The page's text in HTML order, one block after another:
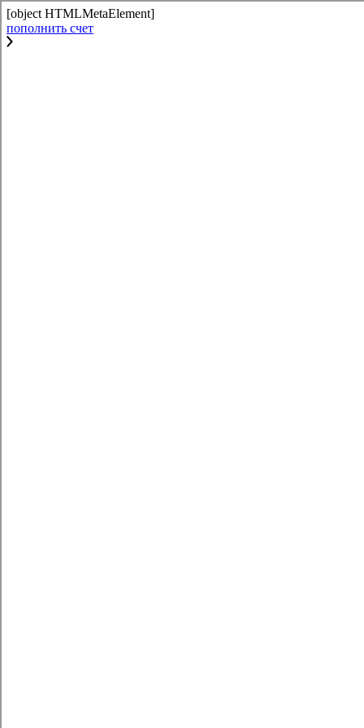
[object HTMLMetaElement]
пополнить счет